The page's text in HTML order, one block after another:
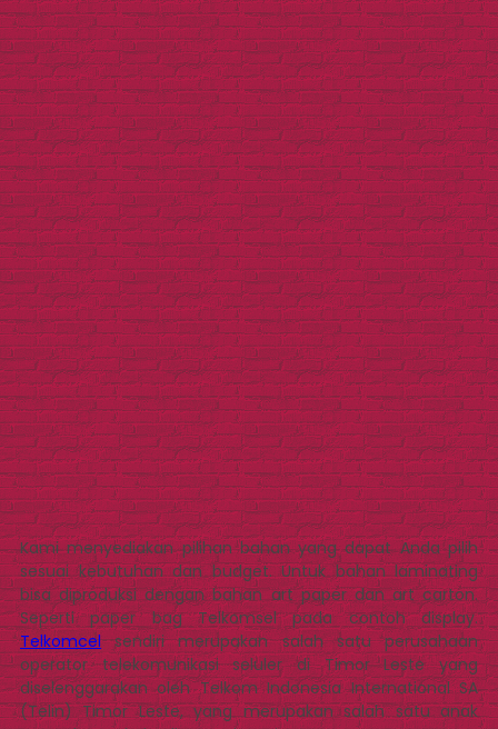
Kami menyediakan pilihan bahan yang dapat Anda pilih
sesuai kebutuhan dan budget. Untuk bahan laminating
bisa diproduksi dengan bahan art paper dan art carton.
Seperti paper bag Telkomsel pada contoh display.
Telkomcelsendiri merupakan salah satu perusahaan
operator telekomunikasi seluler di Timor Leste yang
diselenggarakan oleh Telkom Indonesia International SA
(Telin) Timor Leste, yang merupakan salah satu anak